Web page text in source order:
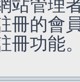
站管理
冊的會
冊功能